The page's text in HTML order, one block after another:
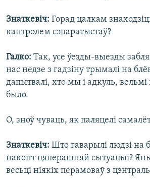
Знаткевіч: Горад цалкам
кантролем сэпаратыстаў?
Галко: Так, усе ўезды-выезды
нас недзе з гадзіну трымалі на
дапытвалі, хто мы і адкуль,
было.
О, зноў чуваць, як паляцелі
Знаткевіч: Што гаварылі людзі на
наконт цяперашняй сытуацыі?
весьці ніякіх перамоваў з